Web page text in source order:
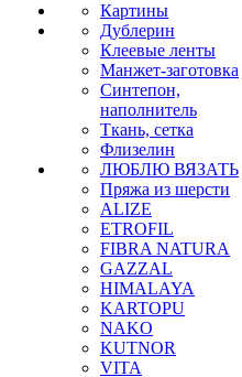
Картины
Дублерин
Клеевые ленты
Манжет-заготовка
Синтепон,
наполнитель
Ткань, сетка
Флизелин
ЛЮБЛЮ ВЯЗАТЬ
Пряжа из шерсти
ALIZE
ETROFIL
FIBRA NATURA
GAZZAL
HIMALAYA
KARTOPU
NAKO
KUTNOR
VITA